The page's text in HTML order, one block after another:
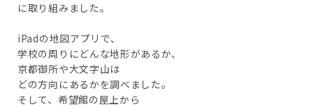
に取り組みました。
iPadの地図アプリで、
学校の周りにどんな地形があるか、
京都御所や大文字山は
どの方向にあるかを調べました。
そして、希望館の屋上から